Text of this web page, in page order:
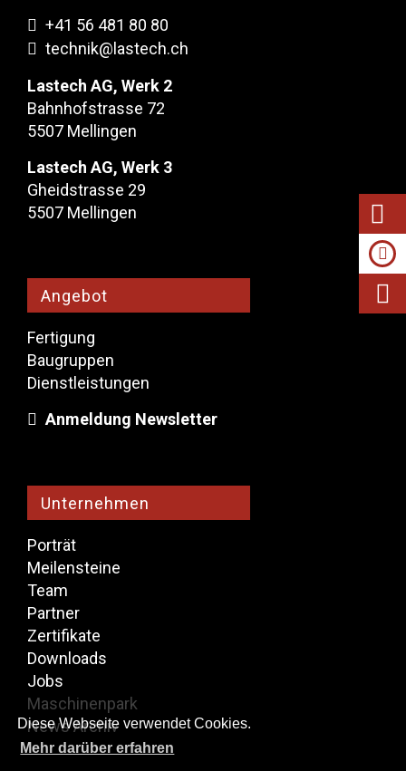
Diese Webseite verwendet Cookies.
Mehr darüber erfahren
+41 56 481 80 80
technik@lastech.ch
Lastech AG, Werk 2
Bahnhofstrasse 72
5507 Mellingen
Lastech AG, Werk 3
Gheidstrasse 29
5507 Mellingen
Angebot
Fertigung
Baugruppen
Dienstleistungen
Anmeldung Newsletter
Unternehmen
Porträt
Meilensteine
​​Team
Partner
Zertifikate
Downloads
Jobs
Maschinenpark
News Archiv